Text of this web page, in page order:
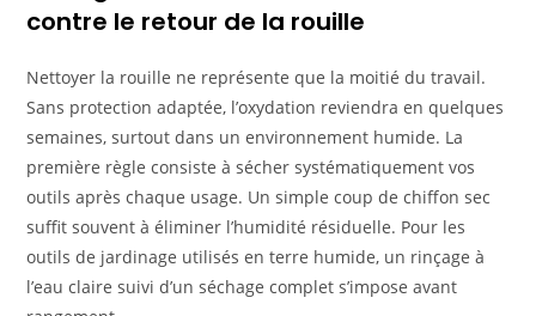
contre le retour de la rouille
Nettoyer la rouille ne représente que la moitié du travail.
Sans protection adaptée, l’oxydation reviendra en quelques
semaines, surtout dans un environnement humide. La
première règle consiste à sécher systématiquement vos
outils après chaque usage. Un simple coup de chiffon sec
suffit souvent à éliminer l’humidité résiduelle. Pour les
outils de jardinage utilisés en terre humide, un rinçage à
l’eau claire suivi d’un séchage complet s’impose avant